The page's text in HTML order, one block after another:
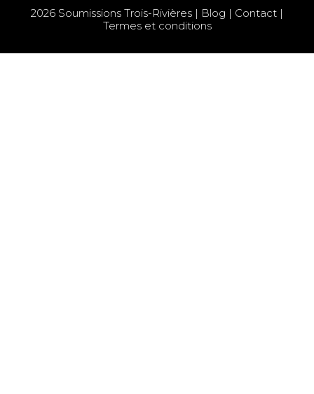
2026 Soumissions Trois-Rivières | Blog | Contact |
Termes et conditions